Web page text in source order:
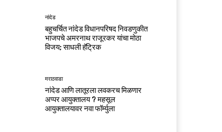
नांदेड
बहुचर्चित नांदेड विधानपरिषद निवडणुकीत
भाजपचे अमरनाथ राजूरकर यांचा मोठा
विजय; साधली हॅट्रिक
मराठवाडा
नांदेड आणि लातूरला लवकरच मिळणार
अप्पर आयुक्तालय ? महसूल
आयुक्तालयावर नवा फॉर्म्युला